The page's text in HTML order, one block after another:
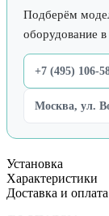
Подберём
оборудование
+7 (495) 106-
Москва, ул.
Установка
Характеристики
Доставка и оплата